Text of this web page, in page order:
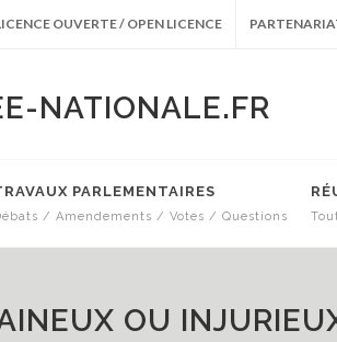
OUVERTE / OPEN LICENCE
NATIONALE.FR
PARLEMENTAIRES
/ Amendements / Votes / Questions
OU